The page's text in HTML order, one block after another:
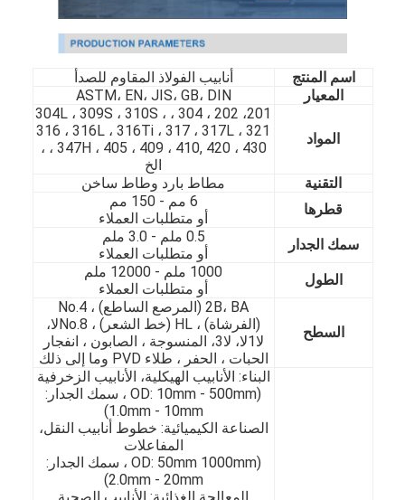
اسم المنتج
أنابيب الفولاذ المقاوم للصدأ
المعيار
ASTM، EN، JIS، GB، DIN
المواد
201، 202 ، 304 ، 304L ، 309S ، 310S ،
316 ، 316L ، 316Ti ، 317 ، 317L ، 321
، 347H ، 405 ، 409 ، 410, 420 ، 430 ،
الخ
التقنية
مطاط بارد وطاط ساخن
قطرها
6 مم - 150 مم
أو متطلبات العملاء
سمك الجدار
0.5 ملم - 3.0 ملم
أو متطلبات العملاء
الطول
1000 ملم - 12000 ملم
أو متطلبات العملاء
السطح
2B، BA (المرصع الساطع) ، No.4
(الفرشاة) ، HL (خط الشعر) ، No.8لا،
لا1لا، لا3، المنسوجة ، الصابون ، انفجار
الحبات ، الحفر ، طلاء PVD وما إلى ذلك
البناء: الأنابيب الهيكلية، الأنابيب الزخرفية
(OD: 10mm - 500mm ، سمك الجدار:
1.0mm - 10mm)
الصناعة الكيميائية: خطوط أنابيب النقل،
المفاعلات
(OD: 50mm 1000mm ، سمك الجدار:
2.0mm - 20mm)